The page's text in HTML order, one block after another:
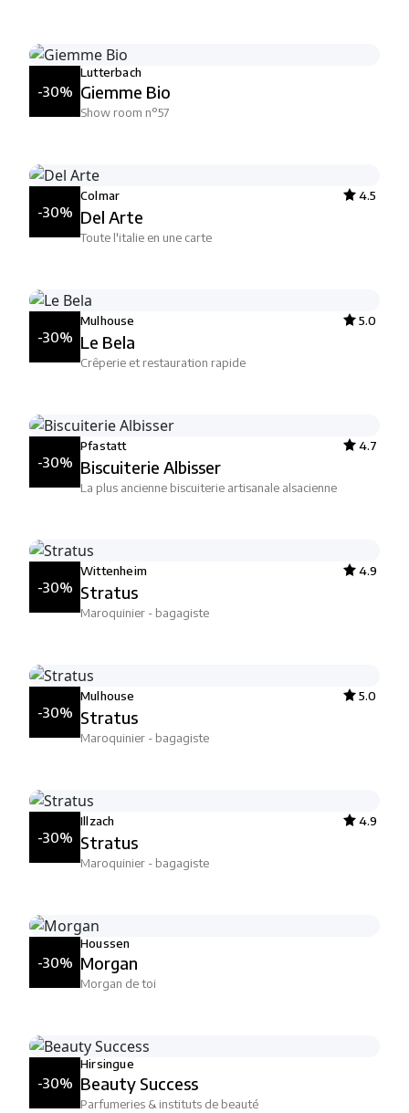
-30%
Lutterbach
Giemme Bio
Show room n°57
-30%
Colmar 4.5
Del Arte
Toute l'italie en une carte
-30%
Mulhouse 5.0
Le Bela
Crêperie et restauration rapide
-30%
Pfastatt 4.7
Biscuiterie Albisser
La plus ancienne biscuiterie artisanale alsacienne
-30%
Wittenheim 4.9
Stratus
Maroquinier - bagagiste
-30%
Mulhouse 5.0
Stratus
Maroquinier - bagagiste
-30%
Illzach 4.9
Stratus
Maroquinier - bagagiste
-30%
Houssen
Morgan
Morgan de toi
-30%
Hirsingue
Beauty Success
Parfumeries & instituts de beauté